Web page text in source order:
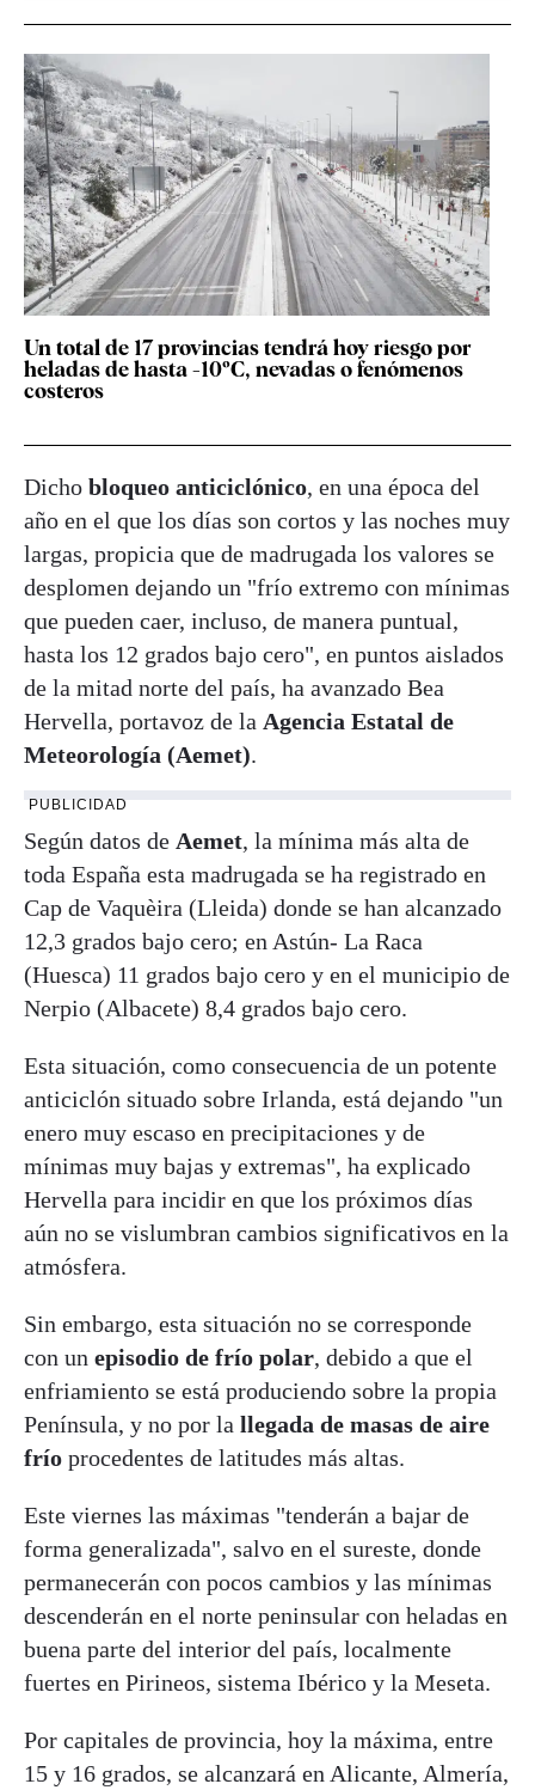
Un total de 17 provincias tendrá hoy riesgo por
heladas de hasta -10ºC, nevadas o fenómenos
costeros
Dicho bloqueo anticiclónico, en una época del
año en el que los días son cortos y las noches muy
largas, propicia que de madrugada los valores se
desplomen dejando un "frío extremo con mínimas
que pueden caer, incluso, de manera puntual,
hasta los 12 grados bajo cero", en puntos aislados
de la mitad norte del país, ha avanzado Bea
Hervella, portavoz de la Agencia Estatal de
Meteorología (Aemet).
PUBLICIDAD
Según datos de Aemet, la mínima más alta de
toda España esta madrugada se ha registrado en
Cap de Vaquèira (Lleida) donde se han alcanzado
12,3 grados bajo cero; en Astún- La Raca
(Huesca) 11 grados bajo cero y en el municipio de
Nerpio (Albacete) 8,4 grados bajo cero.
Esta situación, como consecuencia de un potente
anticiclón situado sobre Irlanda, está dejando "un
enero muy escaso en precipitaciones y de
mínimas muy bajas y extremas", ha explicado
Hervella para incidir en que los próximos días
aún no se vislumbran cambios significativos en la
atmósfera.
Sin embargo, esta situación no se corresponde
con un episodio de frío polar, debido a que el
enfriamiento se está produciendo sobre la propia
Península, y no por la llegada de masas de aire
frío procedentes de latitudes más altas.
Este viernes las máximas "tenderán a bajar de
forma generalizada", salvo en el sureste, donde
permanecerán con pocos cambios y las mínimas
descenderán en el norte peninsular con heladas en
buena parte del interior del país, localmente
fuertes en Pirineos, sistema Ibérico y la Meseta.
Por capitales de provincia, hoy la máxima, entre
15 y 16 grados, se alcanzará en Alicante, Almería,